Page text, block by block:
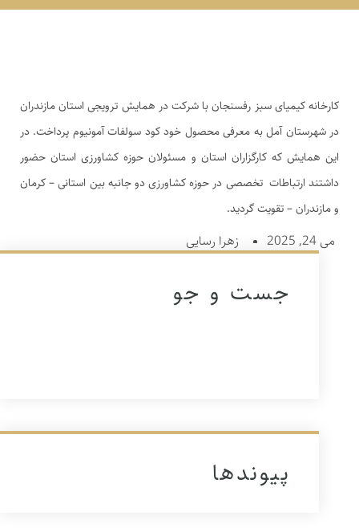
کارخانه کیمیای سبز رفسنجان با شرکت در همایش ترویجی استان مازندران
در شهرستان آمل به معرفی محصول خود کود سولفات آمونیوم پرداخت. در
این همایش که کارگزاران استان و مسئولان حوزه کشاورزی استان حضور
داشتند ارتباطات تخصصی در حوزه کشاورزی دو جانبه بین استانی – کرمان
و مازندران – تقویت گردید.
می 24, 2025 زهرا رسایی
جست و جو
پیوندها